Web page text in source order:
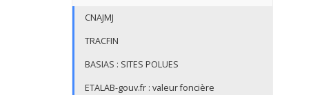
CNAJMJ
TRACFIN
BASIAS : SITES POLUES
ETALAB-gouv.fr : valeur foncière